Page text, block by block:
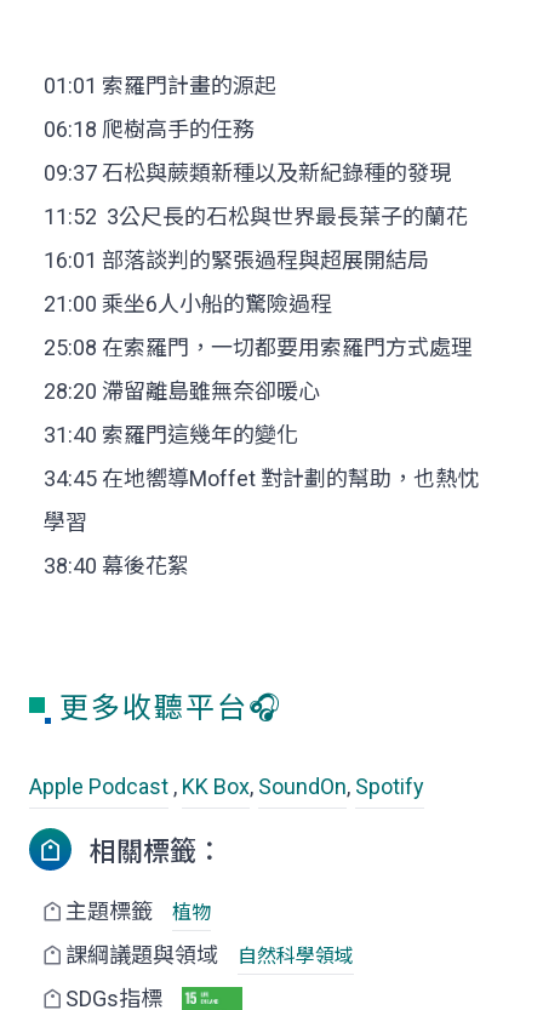
01:01 索羅門計畫的源起
06:18 爬樹高手的任務
09:37 石松與蕨類新種以及新紀錄種的發現
11:52 3公尺長的石松與世界最長葉子的蘭花
16:01 部落談判的緊張過程與超展開結局
21:00 乘坐6人小船的驚險過程
25:08 在索羅門，一切都要用索羅門方式處理
28:20 滯留離島雖無奈卻暖心
31:40 索羅門這幾年的變化
34:45 在地嚮導Moffet 對計劃的幫助，也熱忱
學習
38:40 幕後花絮
更多收聽平台🎧
Apple Podcast , KK Box, SoundOn, Spotify
相關標籤：
主題標籤 植物
課綱議題與領域 自然科學領域
SDGs指標